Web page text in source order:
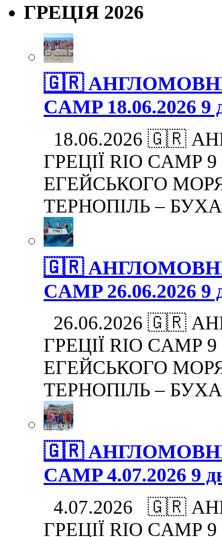
ГРЕЦІЯ 2026
🇬🇷
CAMP 18.06.2026 9
18.06.2026 🇬🇷
ГРЕЦІЇ RIO CAMP 9
ЕГЕЙСЬКОГО
ТЕРНОПІЛЬ –
🇬🇷
CAMP 26.06.2026 9
26.06.2026 🇬🇷
ГРЕЦІЇ RIO CAMP
ЕГЕЙСЬКОГО
ТЕРНОПІЛЬ –
🇬🇷
CAMP 4.07.2026 9
4.07.2026 🇬🇷
ГРЕЦІЇ RIO CAMP 9